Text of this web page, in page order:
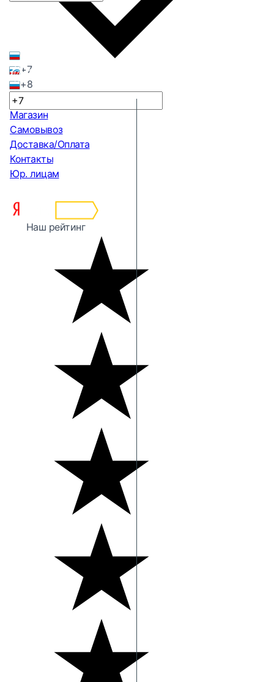
+7
+8
Магазин
Самовывоз
Доставка/Оплата
Контакты
Юр. лицам
Наш рейтинг